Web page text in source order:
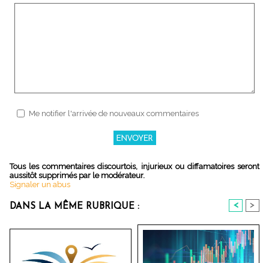
Me notifier l'arrivée de nouveaux commentaires
Tous les commentaires discourtois, injurieux ou diffamatoires seront
aussitôt supprimés par le modérateur.
Signaler un abus
DANS LA MÊME RUBRIQUE : < >